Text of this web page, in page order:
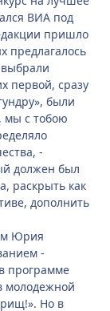
ВИА под
пришло
предлагалось
первой, сразу
были
мы с тобою
-
должен был
раскрыть как
дополнить
Юрия
-
программе
молодежной
Но в